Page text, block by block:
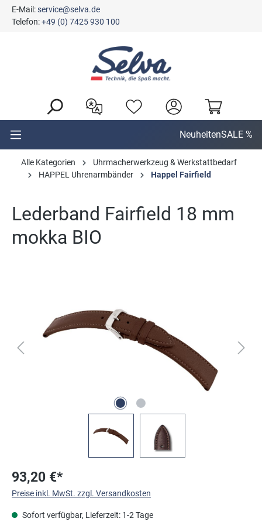
springen
E-Mail:service@selva.de
Telefon:+49 (0) 7425 930 100
NeuheitenSALE %
Alle Kategorien
Uhrmacherwerkzeug & Werkstattbedarf
HAPPEL Uhrenarmbänder
Happel Fairfield
Lederband Fairfield 18 mm
mokka BIO
93,20 €*
Preise inkl. MwSt. zzgl. Versandkosten
Sofort verfügbar, Lieferzeit: 1-2 Tage